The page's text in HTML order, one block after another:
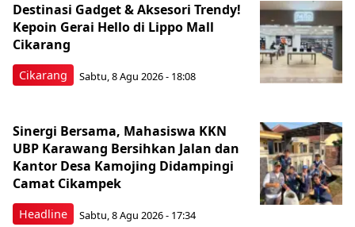
Cikarang
Destinasi Gadget & Aksesori Trendy!
Kepoin Gerai Hello di Lippo Mall
Cikarang
Sabtu, 8 Agu 2026 - 18:08
Headline
Sinergi Bersama, Mahasiswa KKN
UBP Karawang Bersihkan Jalan dan
Kantor Desa Kamojing Didampingi
Camat Cikampek
Sabtu, 8 Agu 2026 - 17:34